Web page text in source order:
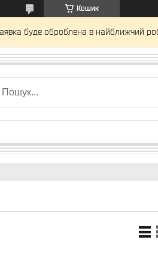
Кошик
буде оброблена в найближчий